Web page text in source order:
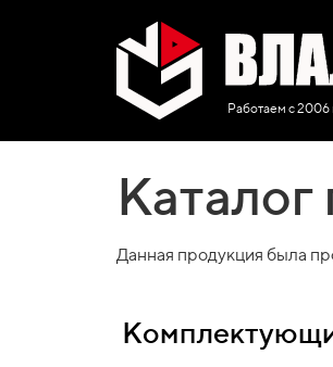
Работаем с 2006
Данная продукция была